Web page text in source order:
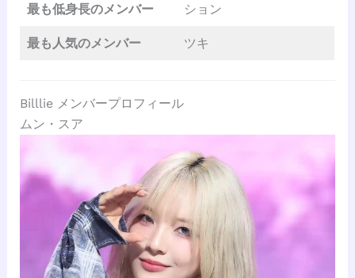
最も低身長のメンバー ション
最も人気のメンバー ツキ
Billlie メンバープロフィール
ムン・スア